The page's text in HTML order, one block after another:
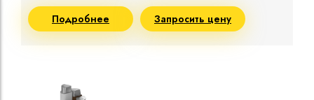
Подробнее Запросить цену